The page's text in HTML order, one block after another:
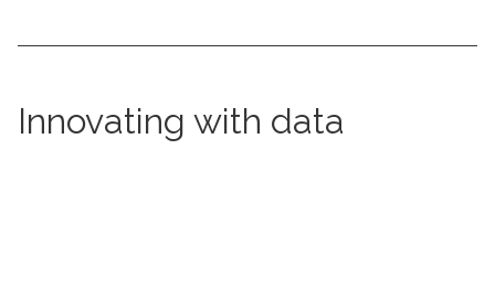
Innovating with data